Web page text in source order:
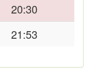
20:30
21:53